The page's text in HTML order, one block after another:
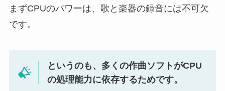
まずCPUのパワーは、歌と楽器の録音には不可欠
です。
というのも、多くの作曲ソフトがCPU
の処理能力に依存するためです。